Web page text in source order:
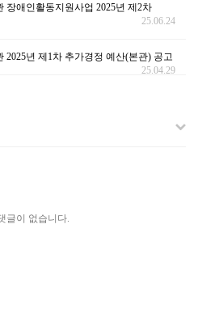
장애인활동지원사업 2025년 제2차
25.06.24
2025년 제1차 추가경정 예산(본관) 공고
25.04.29
글이 없습니다.